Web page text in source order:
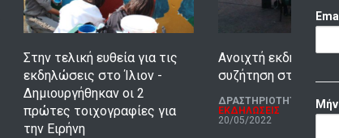
Στην τελική ευθεία για τις
εκδηλώσεις στο Ίλιον -
Δημιουργήθηκαν οι 2
πρώτες τοιχογραφίες για
την Ειρήνη
Ανοιχτή εκδήλωση -
συζήτηση στη Νέα
ΔΡΑΣΤΗΡΙΟΤΗΤΑ
ΕΚΔΗΛΩΣΕΙΣ
20/05/2022